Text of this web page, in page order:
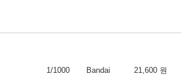
1/1000 Bandai 21,600 원